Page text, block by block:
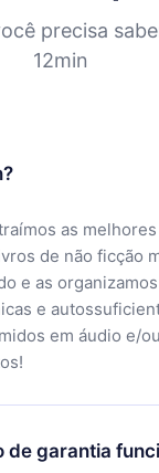
precisa
12min
as
de não ficção
e as
e
em áudio e/
de garantia